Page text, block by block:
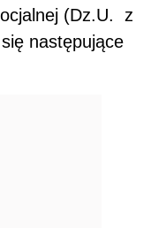
(Dz.U. z
następujące